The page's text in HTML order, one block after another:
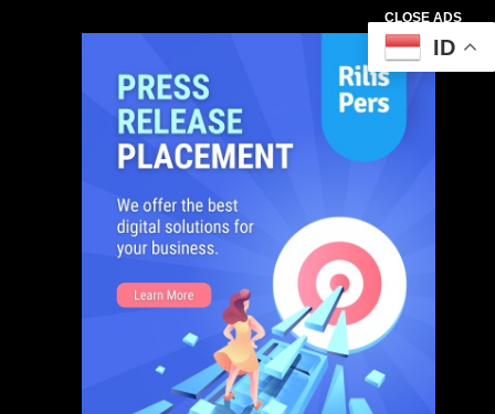
CLOSE ADS
ID